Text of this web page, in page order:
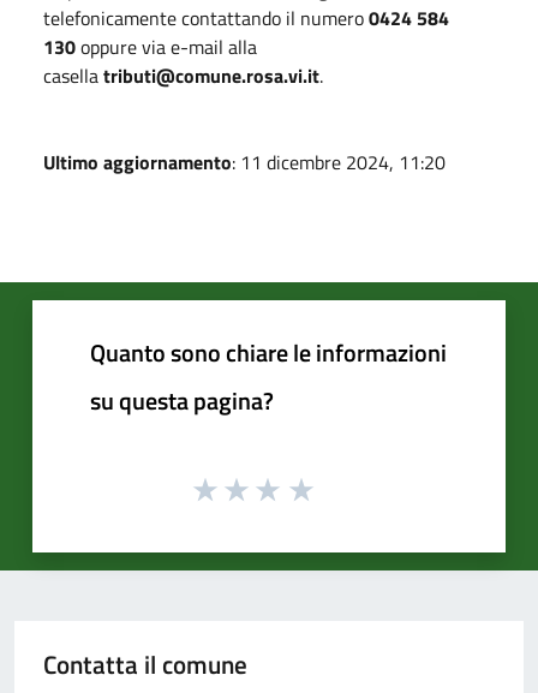
telefonicamente contattando il numero0424 584
130oppure via e-mail alla
casellatributi@comune.rosa.vi.it.
Ultimo aggiornamento: 11 dicembre 2024, 11:20
Quanto sono chiare le informazioni
su questa pagina?
Contatta il comune